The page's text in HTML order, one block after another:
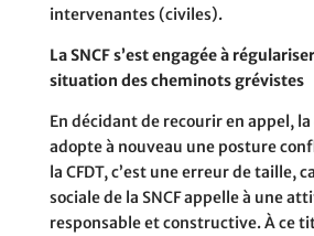
intervenantes (civiles).
La SNCF s’est engagée à
situation des cheminots grévistes
En décidant de recourir en appel,
adopte à nouveau une posture
la CFDT, c’est une erreur de taille,
sociale de la SNCF appelle à une
responsable et constructive. À ce